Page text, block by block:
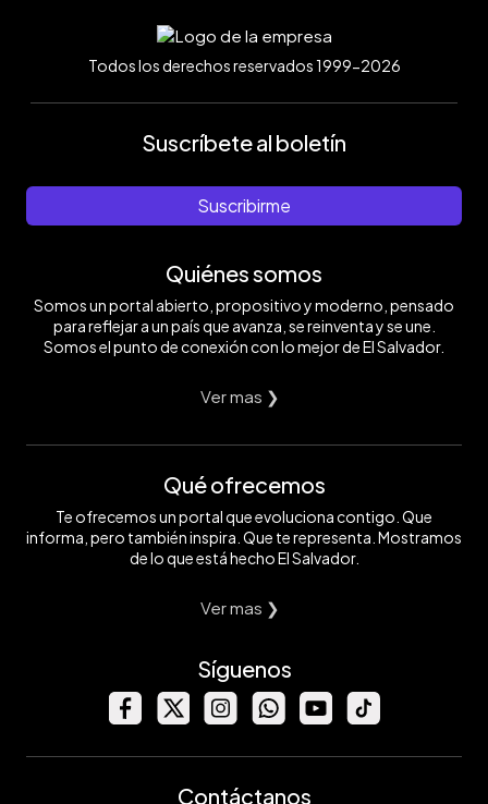
Todos los derechos reservados 1999-2026
Suscríbete al boletín
Suscribirme
Quiénes somos
Somos un portal abierto, propositivo y moderno, pensado
para reflejar a un país que avanza, se reinventa y se une.
Somos el punto de conexión con lo mejor de El Salvador.
Ver mas ❯
Qué ofrecemos
Te ofrecemos un portal que evoluciona contigo. Que
informa, pero también inspira. Que te representa. Mostramos
de lo que está hecho El Salvador.
Ver mas ❯
Síguenos
Contáctanos